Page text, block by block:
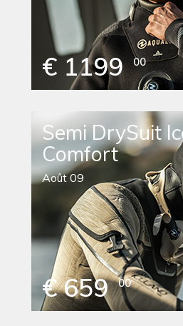
€ 1199 00
Semi DrySuit
Comfort
Août 09
€ 659 00